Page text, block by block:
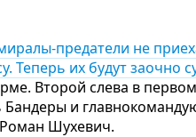
предатели не
Теперь их будут заочно
Второй слева в
Бандеры и
Шухевич.